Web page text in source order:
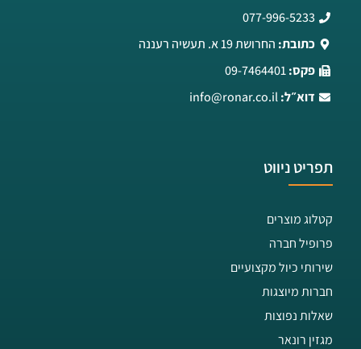
077-996-5233
כתובת: החרושת 19 א. תעשיה רעננה
פקס:09-7464401
דוא״ל: info@ronar.co.il
תפריט ניווט
קטלוג מוצרים
פרופיל חברה
שירותי כיול מקצועיים
חברות מיוצגות
שאלות נפוצות
מגזין רונאר